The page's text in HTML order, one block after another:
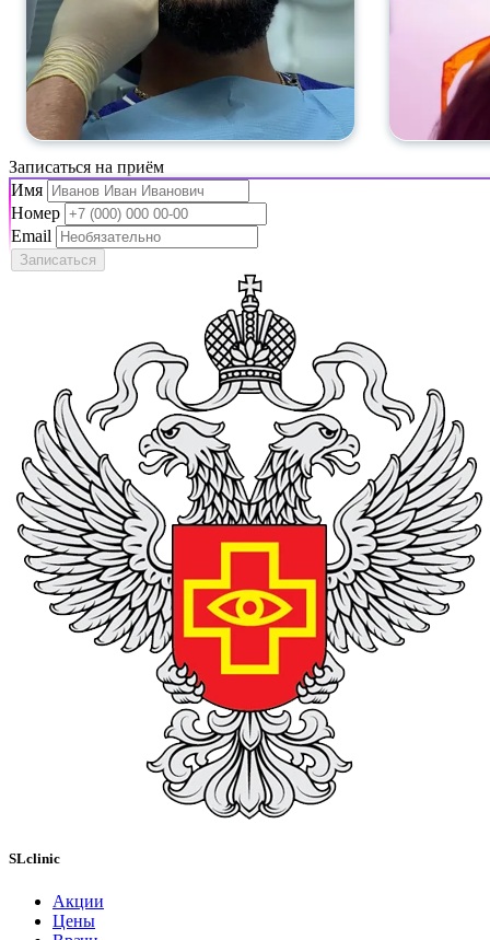
Записаться на приём
Имя
Номер
Email
Записаться
SLclinic
Акции
Цены